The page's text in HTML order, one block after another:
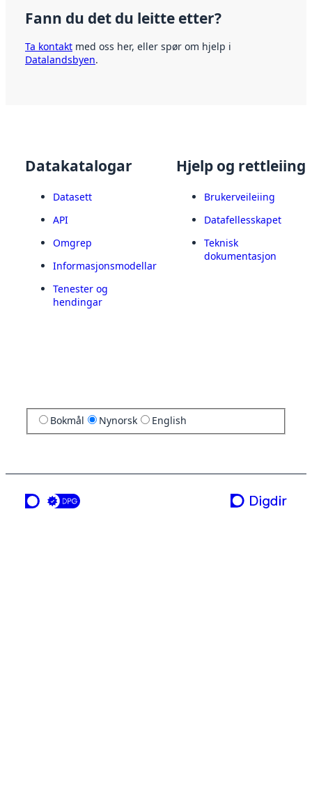
Fann du det du leitte etter?
Ta kontakt med oss her, eller spør om hjelp i
Datalandsbyen.
Datakatalogar
Datasett
API
Omgrep
Informasjonsmodellar
Tenester og
hendingar
Hjelp og rettleiing
Brukerveileiing
Datafellesskapet
Teknisk
dokumentasjon
Bokmål Nynorsk English